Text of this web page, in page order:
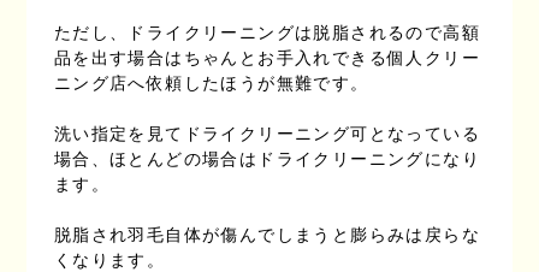
ただし、ドライクリーニングは脱脂されるので高額
品を出す場合はちゃんとお手入れできる個人クリー
ニング店へ依頼したほうが無難です。
洗い指定を見てドライクリーニング可となっている
場合、ほとんどの場合はドライクリーニングになり
ます。
脱脂され羽毛自体が傷んでしまうと膨らみは戻らな
くなります。